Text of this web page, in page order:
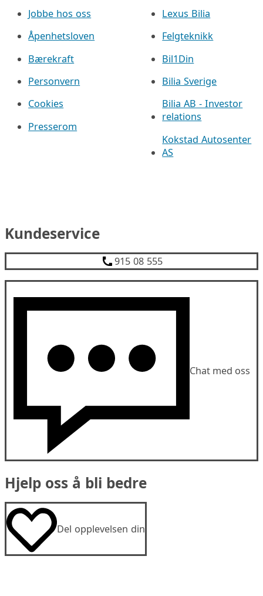
Jobbe hos oss
Åpenhetsloven
Bærekraft
Personvern
Cookies
Presserom
Lexus Bilia
Felgteknikk
Bil1Din
Bilia Sverige
Bilia AB - Investor
relations
Kokstad Autosenter
AS
Kundeservice
915 08 555
Chat med oss
Hjelp oss å bli bedre
Del opplevelsen din